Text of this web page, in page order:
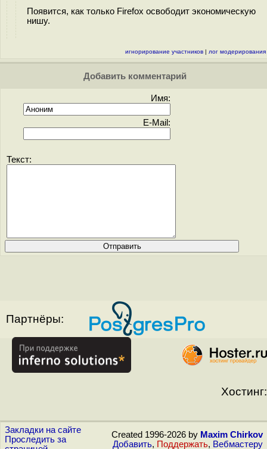
Появится, как только Firefox освободит экономическую
нишу.
игнорирование участников | лог модерирования
Добавить комментарий
Имя:
E-Mail:
Текст:
Партнёры:
Хостинг:
Закладки на сайте
Проследить за
Created 1996-2026 by Maxim Chirkov
Добавить, Поддержать, Вебмастеру